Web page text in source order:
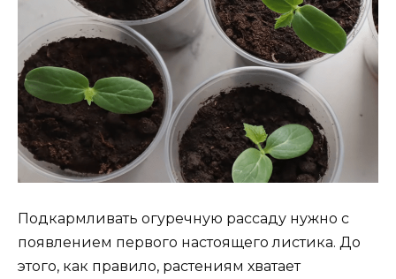
Подкармливать огуречную рассаду нужно с
появлением первого настоящего листика. До
этого, как правило, растениям хватает